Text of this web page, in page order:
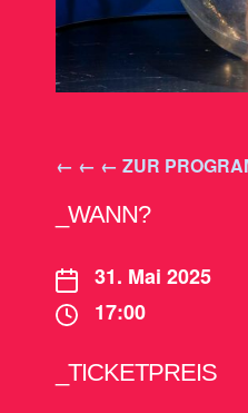
← ← ← ZUR
_WANN?
31. Mai 2025
17:00
_TICKETPREIS